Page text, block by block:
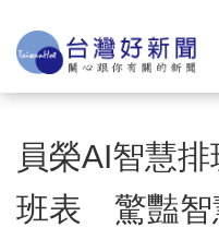
員榮AI智慧
班表 驚豔智